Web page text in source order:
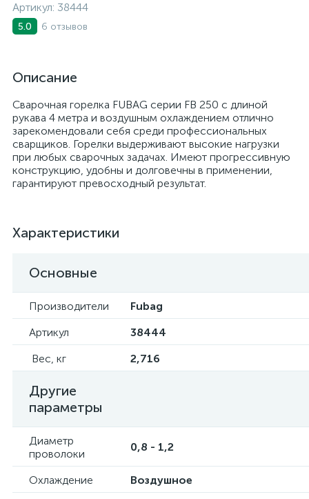
Артикул: 38444
5.0 6 отзывов
Описание
Сварочная горелка FUBAG серии FB 250 с длиной
рукава 4 метра и воздушным охлаждением отлично
зарекомендовали себя среди профессиональных
сварщиков. Горелки выдерживают высокие нагрузки
при любых сварочных задачах. Имеют прогрессивную
конструкцию, удобны и долговечны в применении,
гарантируют превосходный результат.
Характеристики
Основные
Производители
Fubag
Артикул
38444
Вес, кг
2,716
Другие
параметры
Диаметр
проволоки
0,8 - 1,2
Охлаждение
Воздушное